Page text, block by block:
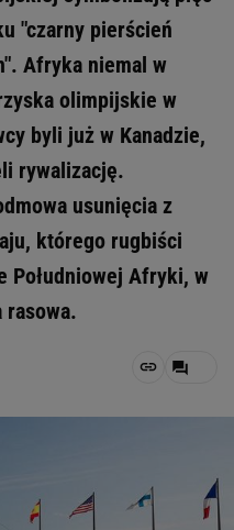
"czarny pierścień
Afryka niemal w
olimpijskie w
byli już w Kanadzie,
rywalizację.
usunięcia z
którego rugbiści
Południowej Afryki, w
rasowa.